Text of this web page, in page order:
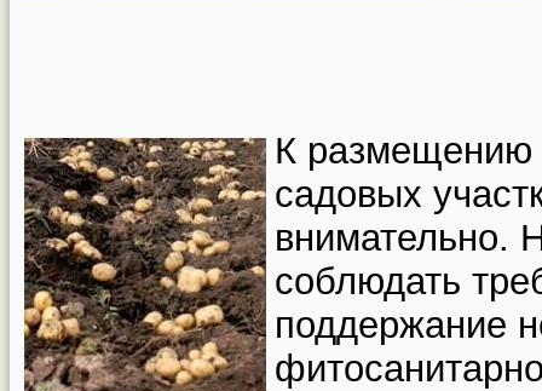
К размещению
садовых
внимательно.
соблюдать
поддержание